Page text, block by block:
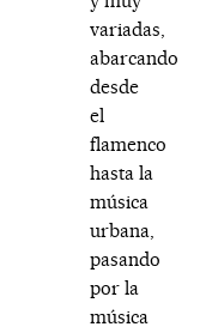
variadas,
abarcando
desde
el
flamenco
hasta la
música
urbana,
pasando
por la
música